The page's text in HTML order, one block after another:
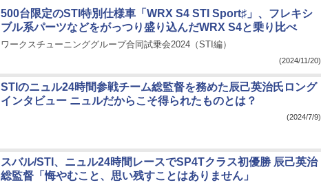
500台限定のSTI特別仕様車「WRX S4 STI Sport♯」、フレキシ
ブル系パーツなどをがっつり盛り込んだWRX S4と乗り比べ
ワークスチューニンググループ合同試乗会2024（STI編）
(2024/11/20)
STIのニュル24時間参戦チーム総監督を務めた辰己英治氏ロング
インタビュー ニュルだからこそ得られたものとは？
(2024/7/9)
スバル/STI、ニュル24時間レースでSP4Tクラス初優勝 辰己英治
総監督「悔やむこと、思い残すことはありません」